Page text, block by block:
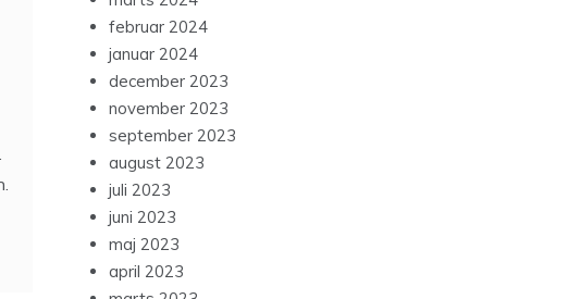
juni 2025
marts 2025
januar 2025
oktober 2024
juli 2024
juni 2024
maj 2024
marts 2024
februar 2024
januar 2024
december 2023